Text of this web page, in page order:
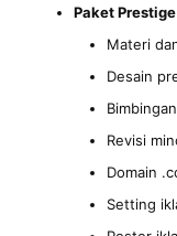
Paket
Materi
Desain
Revisi
Domain
Setting